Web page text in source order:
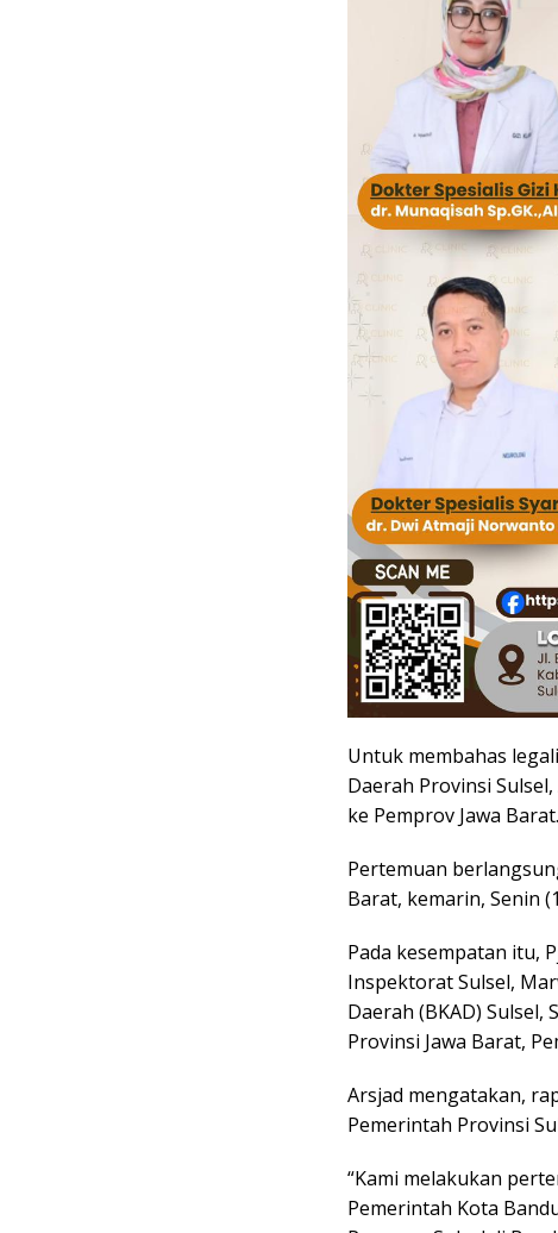
Untuk membahas
Daerah Provinsi
ke Pemprov Jawa Barat.
Pertemuan
Barat, kemarin, Senin
Pada kesempatan itu,
Inspektorat Sulsel,
Daerah (BKAD) Sulsel,
Provinsi Jawa Barat,
Arsjad mengatakan,
Pemerintah Provinsi
“Kami melakukan
Pemerintah Kota